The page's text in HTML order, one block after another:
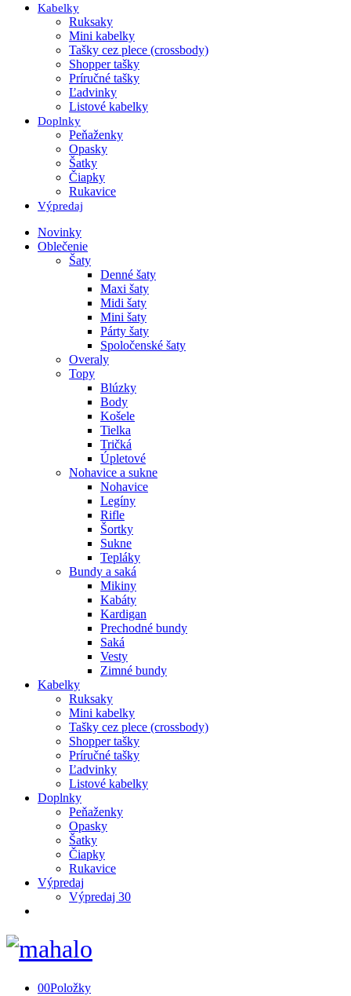
Kabelky
Ruksaky
Mini kabelky
Tašky cez plece (crossbody)
Shopper tašky
Príručné tašky
Ľadvinky
Listové kabelky
Doplnky
Peňaženky
Opasky
Šatky
Čiapky
Rukavice
Výpredaj
Novinky
Oblečenie
Šaty
Denné šaty
Maxi šaty
Midi šaty
Mini šaty
Párty šaty
Spoločenské šaty
Overaly
Topy
Blúzky
Body
Košele
Tielka
Tričká
Úpletové
Nohavice a sukne
Nohavice
Legíny
Rifle
Šortky
Sukne
Tepláky
Bundy a saká
Mikiny
Kabáty
Kardigan
Prechodné bundy
Saká
Vesty
Zimné bundy
Kabelky
Ruksaky
Mini kabelky
Tašky cez plece (crossbody)
Shopper tašky
Príručné tašky
Ľadvinky
Listové kabelky
Doplnky
Peňaženky
Opasky
Šatky
Čiapky
Rukavice
Výpredaj
Výpredaj 30
00Položky